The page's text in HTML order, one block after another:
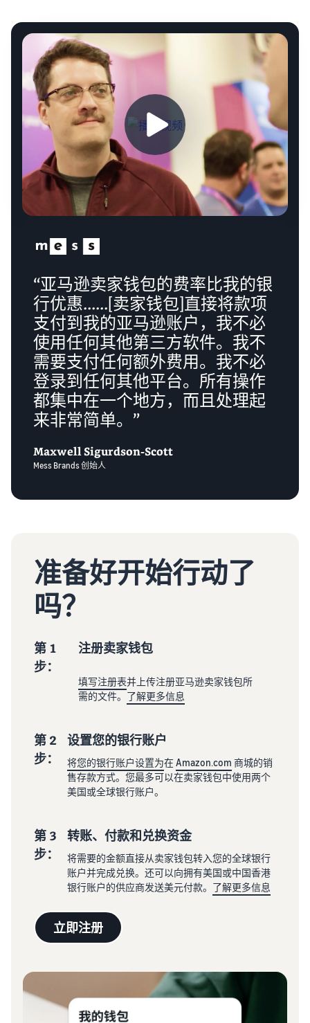
“亚马逊卖家钱包的费率比我的银
行优惠......[卖家钱包]直接将款项
支付到我的亚马逊账户，我不必
使用任何其他第三方软件。我不
需要支付任何额外费用。我不必
登录到任何其他平台。所有操作
都集中在一个地方，而且处理起
来非常简单。”
Maxwell Sigurdson-Scott
Mess Brands 创始人
准备好开始行动了
吗？
第 1
步：
注册卖家钱包
填写注册表并上传注册亚马逊卖家钱包所
需的文件。 了解更多信息
第 2
步：
设置您的银行账户
将您的银行账户设置为在Amazon.com 商城的销
售存款方式。您最多可以在卖家钱包中使用两个
美国或全球银行账户。
第 3
步：
转账、付款和兑换资金
将需要的金额直接从卖家钱包转入您的全球银行
账户并完成兑换。还可以向拥有美国或中国香港
银行账户的供应商发送美元付款。 了解更多信息
立即注册